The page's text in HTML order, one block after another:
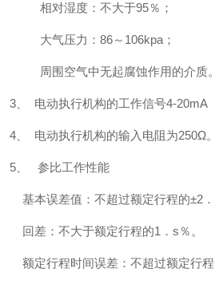
相对湿度：不大于95％；
大气压力：86～106kpa；
周围空气中无起腐蚀作用的介质。
3 、 电动执行机构的工作信号4-20mA
4 、 电动执行机构的输入电阻为250Ω。
5 、 参比工作性能
基本误差值：不超过额定行程的±2．
回差：不大于额定行程的1．s％。
额定行程时间误差：不超过额定行程